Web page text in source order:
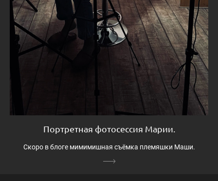
Портретная фотосессия Марии.
Скоро в блоге мимимишная съёмка племяшки Маши.